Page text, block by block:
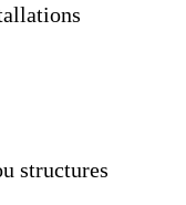
structures